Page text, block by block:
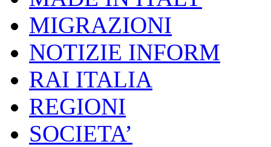
MIGRAZIONI
NOTIZIE INFORM
RAI ITALIA
REGIONI
SOCIETA’